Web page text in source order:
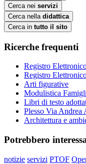
Cerca nei servizi
Cerca nella didattica
Cerca in tutto il sito
Ricerche frequenti
Registro
Registro
Arti figurative
Modulistica
Libri di testo
Plesso Via Andrea
Architettura e
Potrebbero
notizie servizi PTOF